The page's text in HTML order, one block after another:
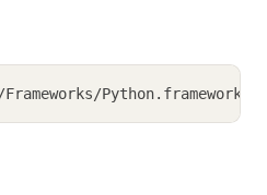
Python.framework/